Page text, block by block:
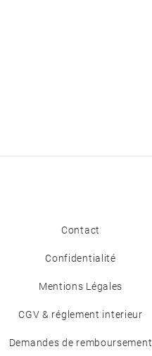
Contact
Confidentialité
Mentions Légales
CGV & réglement interieur
Demandes de remboursement